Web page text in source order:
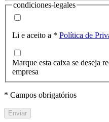
condiciones-legales
Li e aceito a * Política de
Marque esta caixa se deseja
empresa
* Campos obrigatórios
Enviar